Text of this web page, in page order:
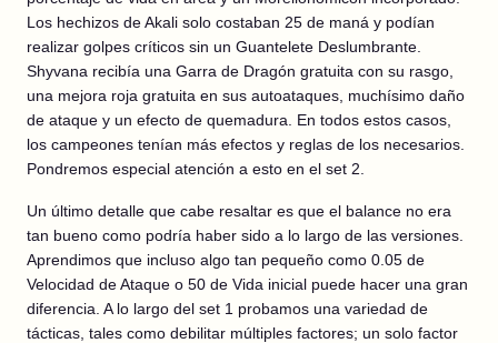
Los hechizos de Akali solo costaban 25 de maná y podían
realizar golpes críticos sin un Guantelete Deslumbrante.
Shyvana recibía una Garra de Dragón gratuita con su rasgo,
una mejora roja gratuita en sus autoataques, muchísimo daño
de ataque y un efecto de quemadura. En todos estos casos,
los campeones tenían más efectos y reglas de los necesarios.
Pondremos especial atención a esto en el set 2.
Un último detalle que cabe resaltar es que el balance no era
tan bueno como podría haber sido a lo largo de las versiones.
Aprendimos que incluso algo tan pequeño como 0.05 de
Velocidad de Ataque o 50 de Vida inicial puede hacer una gran
diferencia. A lo largo del set 1 probamos una variedad de
tácticas, tales como debilitar múltiples factores; un solo factor